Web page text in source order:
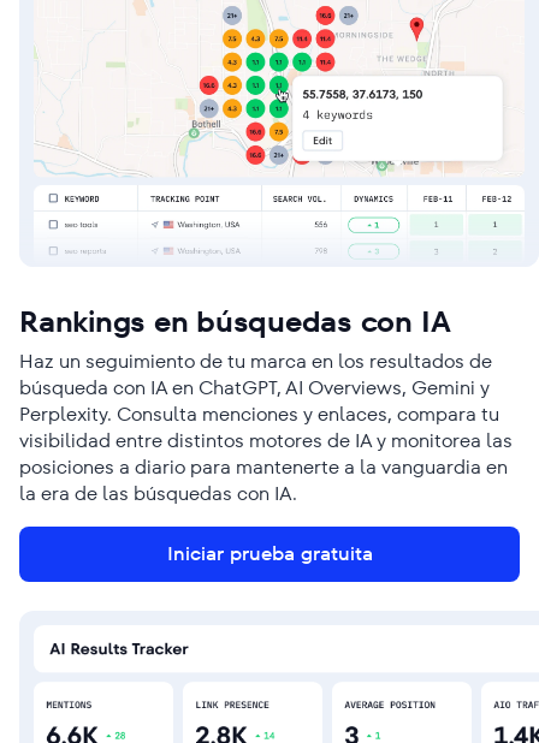
Rankings en búsquedas con IA
Haz un seguimiento de tu marca en los resultados de
búsqueda con IA en ChatGPT, AI Overviews, Gemini y
Perplexity. Consulta menciones y enlaces, compara tu
visibilidad entre distintos motores de IA y monitorea las
posiciones a diario para mantenerte a la vanguardia en
la era de las búsquedas con IA.
Iniciar prueba gratuita